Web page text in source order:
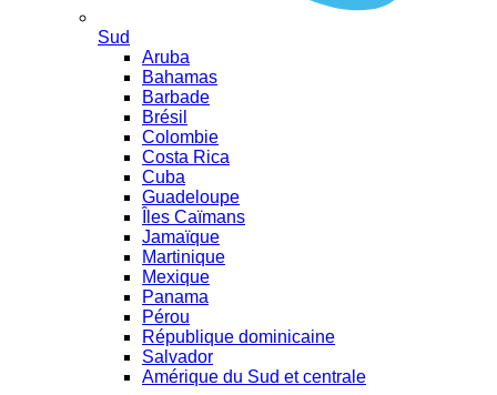
Sud
Aruba
Bahamas
Barbade
Brésil
Colombie
Costa Rica
Cuba
Guadeloupe
Îles Caïmans
Jamaïque
Martinique
Mexique
Panama
Pérou
République dominicaine
Salvador
Amérique du Sud et centrale